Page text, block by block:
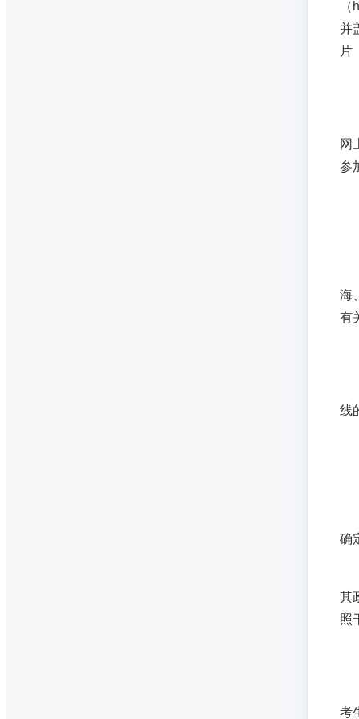
并
片
网
参
海
有
线
确
其
照
考